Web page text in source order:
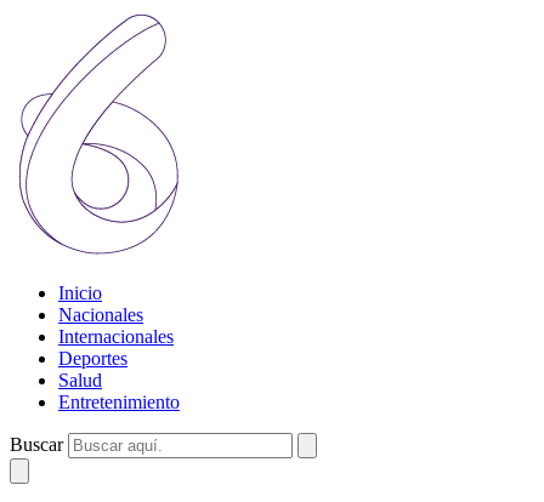
Inicio
Nacionales
Internacionales
Deportes
Salud
Entretenimiento
Buscar